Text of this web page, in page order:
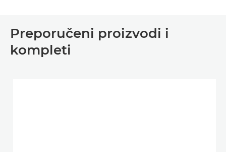
Preporučeni proizvodi i
kompleti